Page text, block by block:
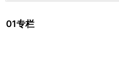
01专栏